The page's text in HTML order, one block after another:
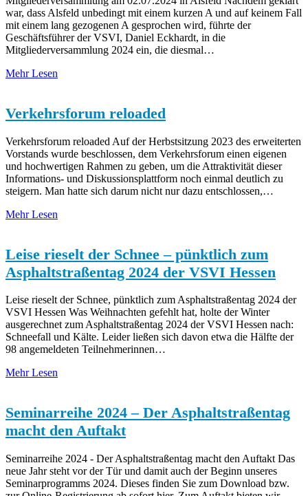
war, dass Alsfeld unbedingt mit einem kurzen A und auf keinem Fall
mit einem lang gezogenen A gesprochen wird, führte der
Geschäftsführer der VSVI, Daniel Eckhardt, in die
Mitgliederversammlung 2024 ein, die diesmal…
Mehr Lesen
Verkehrsforum reloaded
Verkehrsforum reloaded Auf der Herbstsitzung 2023 des erweiterten
Vorstands wurde beschlossen, dem Verkehrsforum einen eigenen
und hochwertigen Rahmen zu geben, um die Attraktivität dieser
Informations- und Diskussionsplattform noch einmal deutlich zu
steigern. Man hatte sich darum nicht nur dazu entschlossen,…
Mehr Lesen
Leise rieselt der Schnee – pünktlich zum
Asphaltstraßentag 2024 der VSVI Hessen
Leise rieselt der Schnee, pünktlich zum Asphaltstraßentag 2024 der
VSVI Hessen Was Weihnachten gefehlt hat, holte der Winter
ausgerechnet zum Asphaltstraßentag 2024 der VSVI Hessen nach:
Schneefall und Kälte. Leider ließen sich davon etwa die Hälfte der
98 angemeldeten Teilnehmerinnen…
Mehr Lesen
Seminarreihe 2024 – Der Asphaltstraßentag
macht den Auftakt
Seminarreihe 2024 - Der Asphaltstraßentag macht den Auftakt Das
neue Jahr steht vor der Tür und damit auch der Beginn unseres
Seminarprogramms 2024. Dieses finden Sie zum Download bzw.